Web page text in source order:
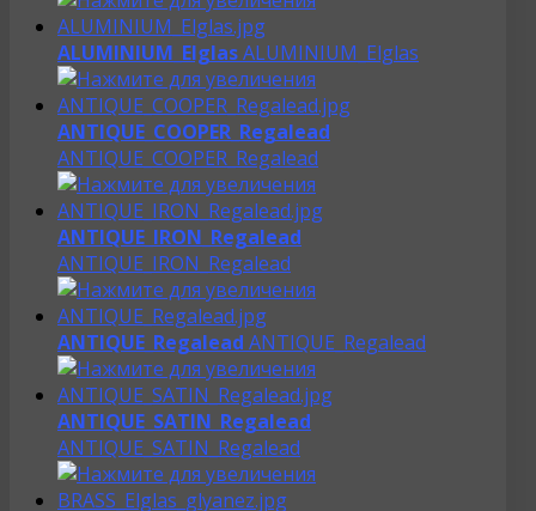
ALUMINIUM_ElglasALUMINIUM_Elglas
ANTIQUE_COOPER_Regalead
ANTIQUE_COOPER_Regalead
ANTIQUE_IRON_Regalead
ANTIQUE_IRON_Regalead
ANTIQUE_Regalead ANTIQUE_Regalead
ANTIQUE_SATIN_Regalead
ANTIQUE_SATIN_Regalead